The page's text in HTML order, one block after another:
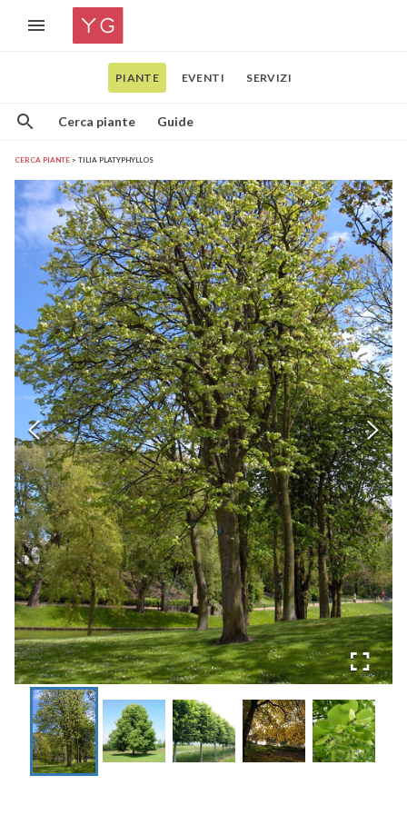
PIANTE EVENTI SERVIZI
Cerca piante Guide
CERCA PIANTE TILIA PLATYPHYLLOS